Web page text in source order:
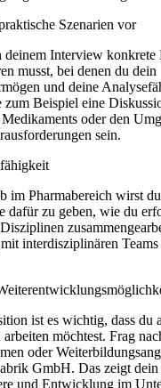
Szenarien vor
deinem Interview konkrete
musst, bei denen du dein
und deine
zum Beispiel eine
oder den
sein.
im Pharmabereich wirst
dafür zu geben, wie du
interdisziplinären
ist es wichtig, dass du
möchtest. Frag
oder
GmbH. Das zeigt dein
und Entwicklung im